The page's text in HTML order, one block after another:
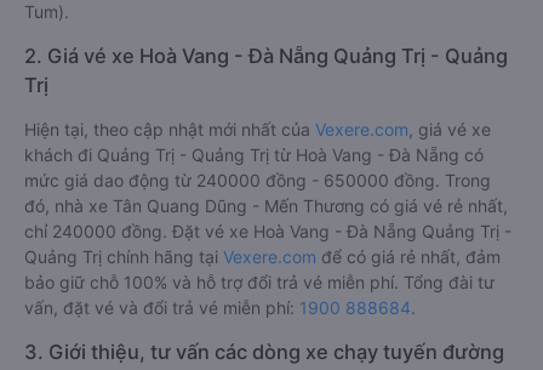
Tum).
2. Giá vé xe Hoà Vang - Đà Nẵng Quảng Trị - Quảng
Trị
Hiện tại, theo cập nhật mới nhất của Vexere.com , giá vé xe
khách đi Quảng Trị - Quảng Trị từ Hoà Vang - Đà Nẵng có
mức giá dao động từ 240000 đồng - 650000 đồng. Trong
đó, nhà xe Tân Quang Dũng - Mến Thương có giá vé rẻ nhất,
chỉ 240000 đồng. Đặt vé xe Hoà Vang - Đà Nẵng Quảng Trị -
Quảng Trị chính hãng tại Vexere.com để có giá rẻ nhất, đảm
bảo giữ chỗ 100% và hỗ trợ đổi trả vé miễn phí. Tổng đài tư
vấn, đặt vé và đổi trả vé miễn phí: 1900 888684.
3. Giới thiệu, tư vấn các dòng xe chạy tuyến đường